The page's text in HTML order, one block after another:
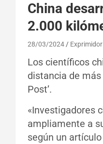
China
2.000
28/03/2024
Los científicos
distancia de
Post’.
«Investigadores
ampliamente a
según un